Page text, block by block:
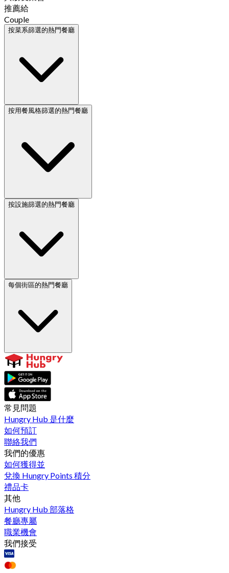
推薦給
Couple
按菜系篩選的熱門餐廳
按用餐風格篩選的熱門餐廳
按設施篩選的熱門餐廳
每個街區的熱門餐廳
常見問題
Hungry Hub 是什麼
如何預訂
聯絡我們
我們的優惠
如何獲得並
兌換 Hungry Points 積分
禮品卡
其他
Hungry Hub 部落格
餐廳專屬
職業機會
我們接受